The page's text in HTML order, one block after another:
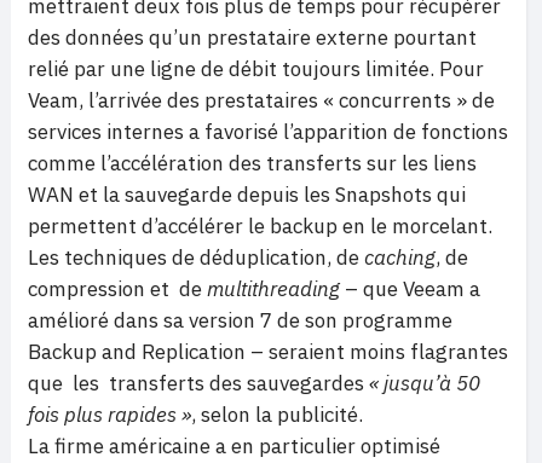
mettraient deux fois plus de temps pour récupérer
des données qu’un prestataire externe pourtant
relié par une ligne de débit toujours limitée. Pour
Veam, l’arrivée des prestataires « concurrents » de
services internes a favorisé l’apparition de fonctions
comme l’accélération des transferts sur les liens
WAN et la sauvegarde depuis les Snapshots qui
permettent d’accélérer le backup en le morcelant.
Les techniques de déduplication, decaching, de
compression et demultithreading– que Veeam a
amélioré dans sa version 7 de son programme
Backup and Replication – seraient moins flagrantes
que les transferts des sauvegardes « jusqu’à 50
fois plus rapides », selon la publicité.
La firme américaine a en particulier optimisé